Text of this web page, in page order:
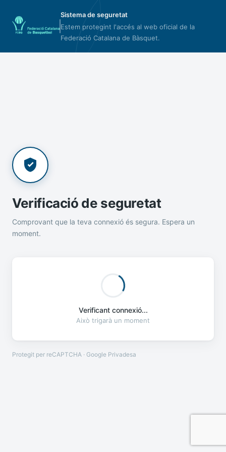
Sistema de seguretat
Estem protegint l'accés al web oficial de la
Federació Catalana de Bàsquet.
Verificació de seguretat
Comprovant que la teva connexió és segura. Espera un
moment.
Verificant connexió...
Això trigarà un moment
Protegit per reCAPTCHA · Google Privadesa